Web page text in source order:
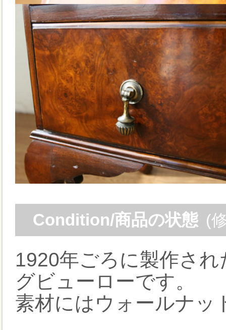
Condition/商品の状態 (
1920年ごろに製作さ
グビューローです。
素材にはウォールナッ